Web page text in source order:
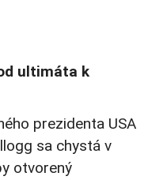
ultimáta k
prezidenta USA
sa chystá v
otvorený